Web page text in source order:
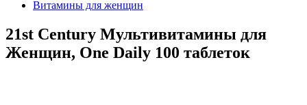
Витамины для женщин
21st Century Мультивитамины для
Женщин, One Daily 100 таблеток